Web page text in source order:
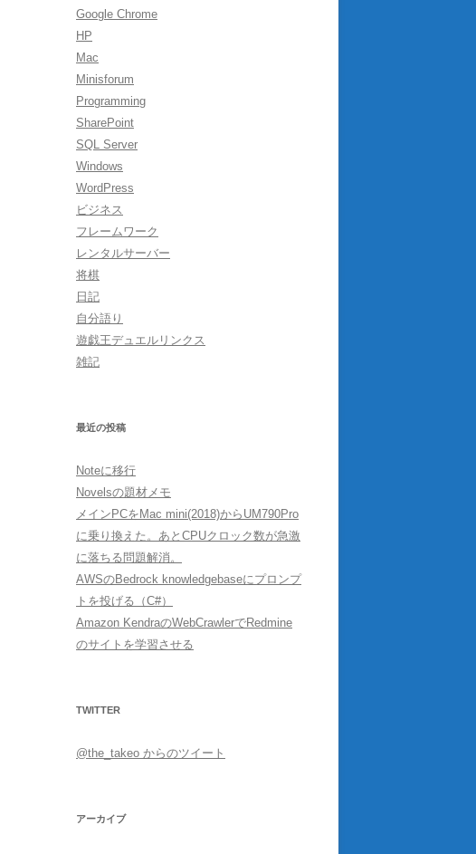
Google Chrome
HP
Mac
Minisforum
Programming
SharePoint
SQL Server
Windows
WordPress
ビジネス
フレームワーク
レンタルサーバー
将棋
日記
自分語り
遊戯王デュエルリンクス
雑記
最近の投稿
Noteに移行
Novelsの題材メモ
メインPCをMac mini(2018)からUM790Pro
に乗り換えた。あとCPUクロック数が急激
に落ちる問題解消。
AWSのBedrock knowledgebaseにプロンプ
トを投げる（C#）
Amazon KendraのWebCrawlerでRedmine
のサイトを学習させる
TWITTER
@the_takeo からのツイート
アーカイブ